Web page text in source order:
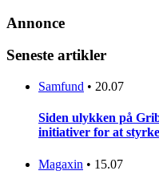
Annonce
Seneste artikler
Samfund • 20.07
Siden ulykken på
initiativer for at
Magaxin • 15.07